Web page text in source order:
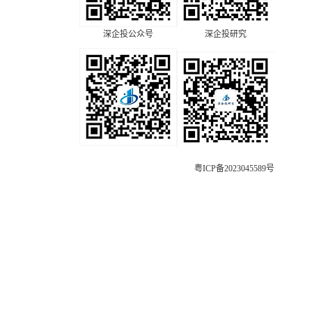
深企投公众号 深企投研究
粤ICP备2023045589号